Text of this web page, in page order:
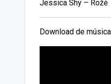
Jessica Shy – Rožė
Download de